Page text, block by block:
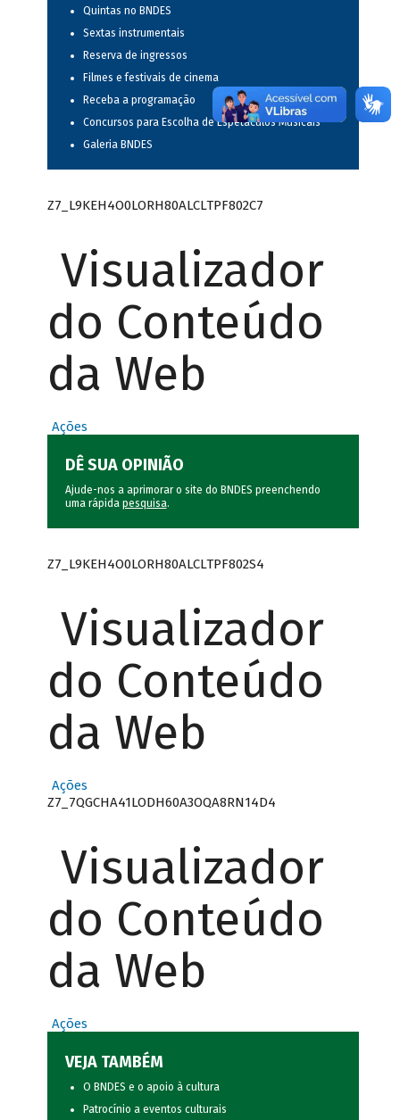
Quintas no BNDES
Sextas instrumentais
Reserva de ingressos
Filmes e festivais de cinema
Receba a programação
Concursos para Escolha de Espetáculos Musicais
Galeria BNDES
Z7_L9KEH4O0LORH80ALCLTPF802C7
Visualizador
do Conteúdo
da Web
Ações
DÊ SUA OPINIÃO
Ajude-nos a aprimorar o site do BNDES preenchendo
uma rápida pesquisa.
Z7_L9KEH4O0LORH80ALCLTPF802S4
Visualizador
do Conteúdo
da Web
Ações
Z7_7QGCHA41LODH60A3OQA8RN14D4
Visualizador
do Conteúdo
da Web
Ações
VEJA TAMBÉM
O BNDES e o apoio à cultura
Patrocínio a eventos culturais